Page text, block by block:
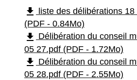
file_download
liste des délibérations
(PDF - 0.84Mo)
file_download Délibération du conseil
05 27.pdf (PDF - 1.72Mo)
file_download Délibération du conseil
05 28.pdf (PDF - 2.55Mo)